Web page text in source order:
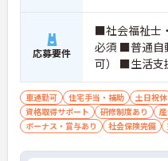
応募要件
■社会福祉士
必須 ■普通自
可） ■生活支
車通勤可 住宅手当・補助 土日祝休
資格取得サポート
研修制度あり
ボーナス・賞与あり
社会保険完備